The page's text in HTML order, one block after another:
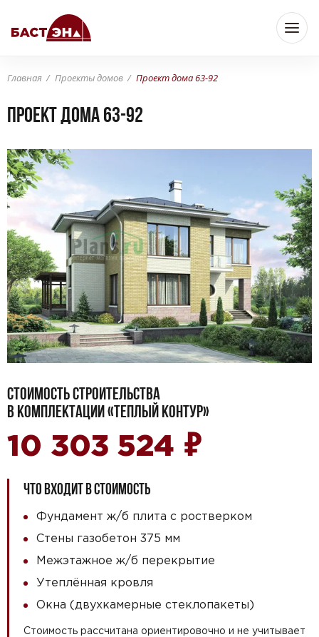
Главная Проекты домов Проект дома 63-92
Проект дома 63-92
СТОИМОСТЬ СТРОИТЕЛЬСТВА
В КОМПЛЕКТАЦИИ «ТЕПЛЫЙ КОНТУР»
10 303 524 ₽
ЧТО ВХОДИТ В СТОИМОСТЬ
Фундамент ж/б плита с ростверком
Стены газобетон 375 мм
Межэтажное ж/б перекрытие
Утеплённая кровля
Окна (двухкамерные стеклопакеты)
Стоимость рассчитана ориентировочно и не учитывает